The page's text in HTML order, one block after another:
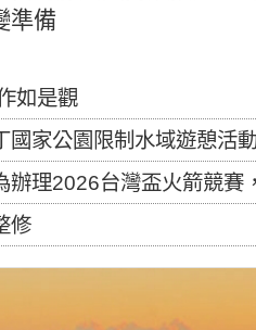
準備
如是觀
制水域遊憩活動之種類、範圍、時間及行為」
盃火箭競賽，陸、海、空域警戒及協調相關事
修